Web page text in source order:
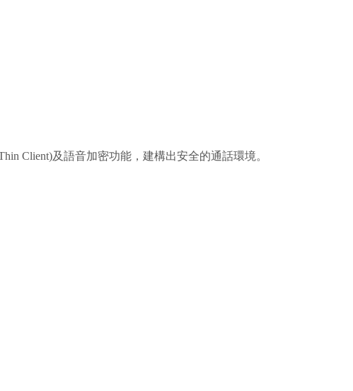
Client)及語音加密功能，建構出安全的通話環境。